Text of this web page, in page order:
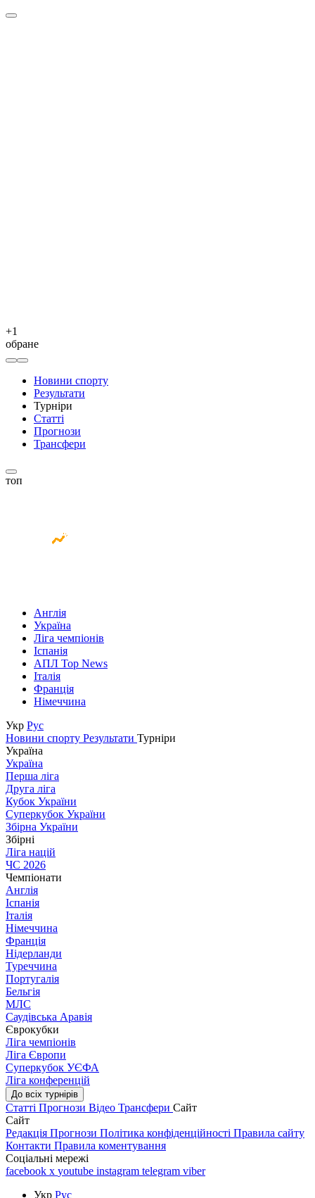
+1
обране
Новини спорту
Результати
Турніри
Статті
Прогнози
Трансфери
топ
Англія
Україна
Ліга чемпіонів
Іспанія
АПЛ Top News
Італія
Франція
Німеччина
Укр Рус
Новини спорту Результати Турніри
Україна
Україна
Перша ліга
Друга ліга
Кубок України
Суперкубок України
Збірна України
Збірні
Ліга націй
ЧС 2026
Чемпіонати
Англія
Іспанія
Італія
Німеччина
Франція
Нідерланди
Туреччина
Португалія
Бельгія
МЛС
Саудівська Аравія
Єврокубки
Ліга чемпіонів
Ліга Європи
Суперкубок УЄФА
Ліга конференцій
До всіх турнірів
Статті Прогнози Відео Трансфери Сайт
Сайт
Редакція Прогнози Політика конфіденційності Правила сайту
Контакти Правила коментування
Соціальні мережі
facebook x youtube instagram telegram viber
Укр Рус